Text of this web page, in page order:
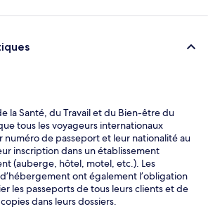
la Santé, du Travail et du Bien-être du
tous les voyageurs internationaux
numéro de passeport et leur nationalité au
inscription dans un établissement
(auberge, hôtel, motel, etc.). Les
ont également l’obligation
les passeports de tous leurs clients et de
dans leurs dossiers.